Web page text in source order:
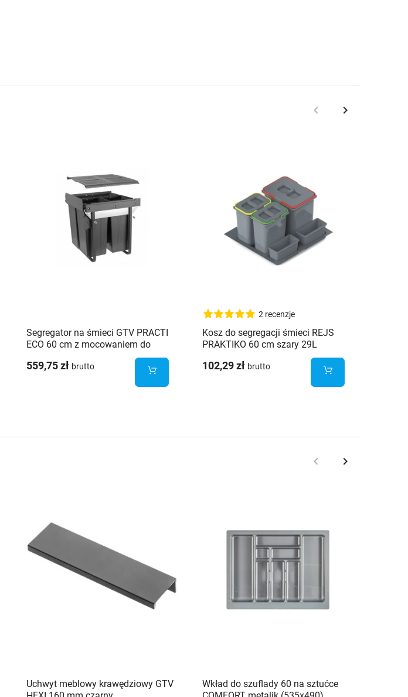
Poprzedni
keyboard_arrow_left Następny
keyboard_arrow_right
Segregator na śmieci GTV PRACTI
ECO 60 cm z mocowaniem do
frontu potrójny 68L (1x34L + 2x17L)
559,75 zł brutto
2 recenzje
Kosz do segregacji śmieci REJS
PRAKTIKO 60 cm szary 29L
102,29 zł brutto
Poprzedni
keyboard_arrow_left Następny
keyboard_arrow_right
Uchwyt meblowy krawędziowy GTV
Wkład do szuflady 60 na sztućce